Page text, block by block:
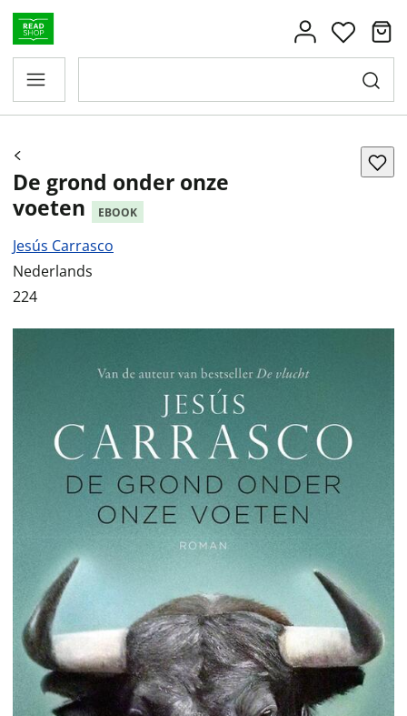
De grond onder onze
voeten
EBOOK
Jesús Carrasco
Nederlands
224